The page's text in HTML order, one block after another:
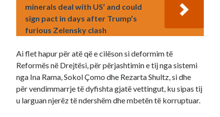
minerals deal with US’ and could
sign pact in days after Trump’s
furious Zelensky clash
Ai flet hapur për atë që e cilëson si deformim të
Reformës në Drejtësi, për përjashtimin e tij nga sistemi
nga Ina Rama, Sokol Çomo dhe Rezarta Shultz, si dhe
për vendimmarrje të dyfishta gjatë vettingut, ku sipas tij
u larguan njerëz të ndershëm dhe mbetën të korruptuar.